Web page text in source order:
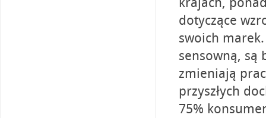
dotyczące
swoich
sensowną, są
zmieniają
przyszłych
75%